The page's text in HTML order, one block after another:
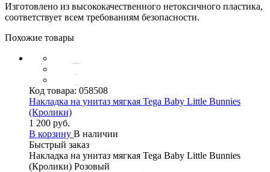
Изготовлено из высококачественного нетоксичного пластика,
соответствует всем требованиям безопасности.
Похожие товары
Код товара: 058508
Накладка на унитаз мягкая Tega Baby Little Bunnies
(Кролики)
1 200 руб.
В корзину В наличии
Быстрый заказ
Накладка на унитаз мягкая Tega Baby Little Bunnies
(Кролики) Розовый